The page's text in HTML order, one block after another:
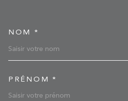
NOM *
PRÉNOM *